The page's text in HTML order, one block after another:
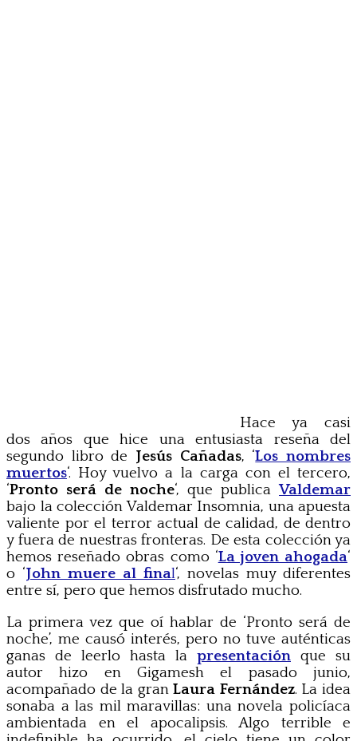
Hace ya casi
dos años que hice una entusiasta reseña del
segundo libro de Jesús Cañadas, ‘Los nombres
muertos‘. Hoy vuelvo a la carga con el tercero,
‘Pronto será de noche‘, que publicaValdemar
bajo la colección Valdemar Insomnia, una apuesta
valiente por el terror actual de calidad, de dentro
y fuera de nuestras fronteras. De esta colección ya
hemos reseñado obras como ‘La joven ahogada‘
o ‘John muere al final‘, novelas muy diferentes
entre sí, pero que hemos disfrutado mucho.
La primera vez que oí hablar de ‘Pronto será de
noche’, me causó interés, pero no tuve auténticas
ganas de leerlo hasta la presentación que su
autor hizo en Gigamesh el pasado junio,
acompañado de la granLaura Fernández. La idea
sonaba a las mil maravillas: una novela policíaca
ambientada en el apocalipsis. Algo terrible e